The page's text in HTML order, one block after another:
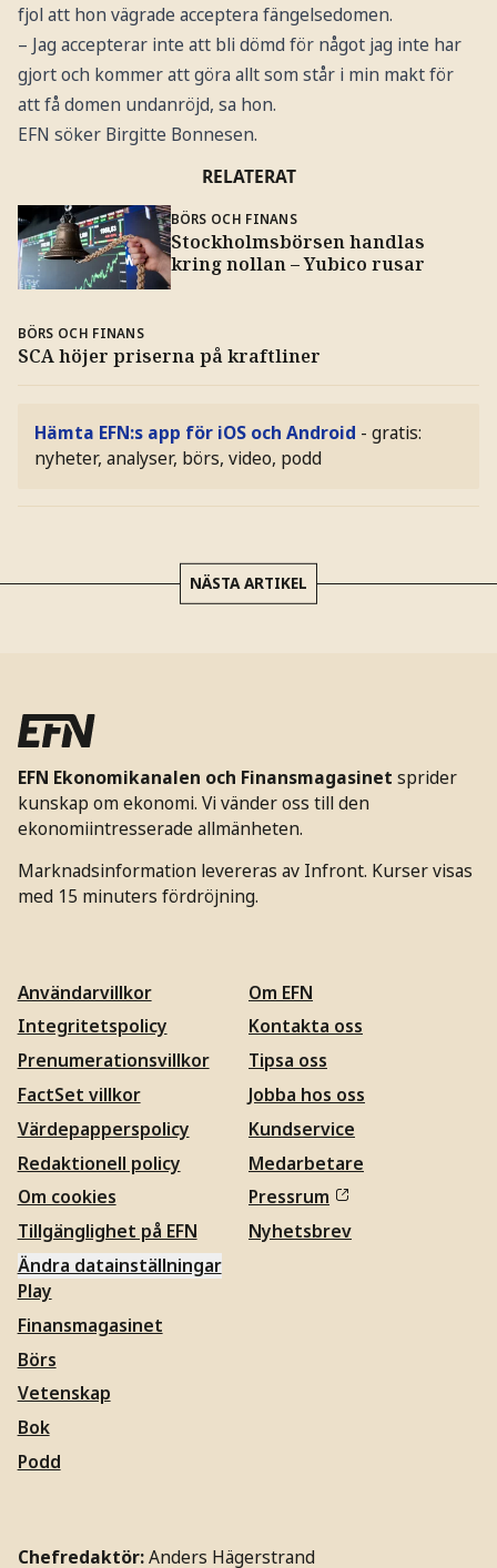
fjol att hon vägrade acceptera fängelsedomen.
– Jag accepterar inte att bli dömd för något jag inte har
gjort och kommer att göra allt som står i min makt för
att få domen undanröjd, sa hon.
EFN söker Birgitte Bonnesen.
RELATERAT
BÖRS OCH FINANS
Stockholmsbörsen handlas
kring nollan – Yubico rusar
BÖRS OCH FINANS
SCA höjer priserna på kraftliner
Hämta EFN:s app för iOS och Android - gratis:
nyheter, analyser, börs, video, podd
NÄSTA ARTIKEL
EFN Ekonomikanalen och Finansmagasinet sprider
kunskap om ekonomi. Vi vänder oss till den
ekonomiintresserade allmänheten.
Marknadsinformation levereras av Infront. Kurser visas
med 15 minuters fördröjning.
Användarvillkor
Integritetspolicy
Prenumerationsvillkor
FactSet villkor
Värdepapperspolicy
Redaktionell policy
Om cookies
Tillgänglighet på EFN
Ändra datainställningar
Om EFN
Kontakta oss
Tipsa oss
Jobba hos oss
Kundservice
Medarbetare
Pressrum
Nyhetsbrev
Play
Finansmagasinet
Börs
Vetenskap
Bok
Podd
Chefredaktör:Anders Hägerstrand